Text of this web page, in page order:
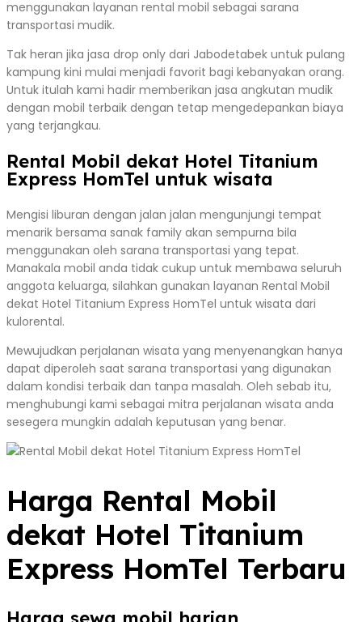
menggunakan layanan rental mobil sebagai sarana
transportasi mudik.
Tak heran jika jasa drop only dari Jabodetabek untuk pulang
kampung kini mulai menjadi favorit bagi kebanyakan orang.
Untuk itulah kami hadir memberikan jasa angkutan mudik
dengan mobil terbaik dengan tetap mengedepankan biaya
yang terjangkau.
Rental Mobil dekat Hotel Titanium
Express HomTel untuk wisata
Mengisi liburan dengan jalan jalan mengunjungi tempat
menarik bersama sanak family akan sempurna bila
menggunakan oleh sarana transportasi yang tepat.
Manakala mobil anda tidak cukup untuk membawa seluruh
anggota keluarga, silahkan gunakan layanan Rental Mobil
dekat Hotel Titanium Express HomTel untuk wisata dari
kulorental.
Mewujudkan perjalanan wisata yang menyenangkan hanya
dapat diperoleh saat sarana transportasi yang digunakan
dalam kondisi terbaik dan tanpa masalah. Oleh sebab itu,
menghubungi kami sebagai mitra perjalanan wisata anda
sesegera mungkin adalah keputusan yang benar.
Harga Rental Mobil
dekat Hotel Titanium
Express HomTel Terbaru